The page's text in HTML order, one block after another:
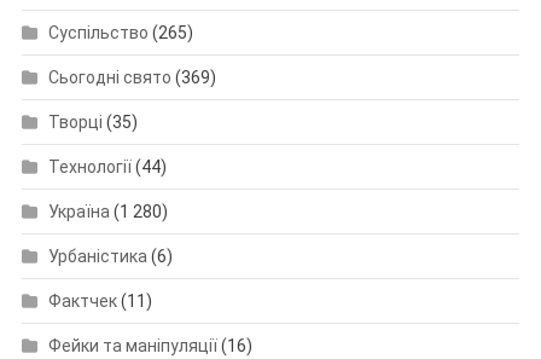
Суспільство (265)
Сьогодні свято (369)
Творці (35)
Технології(44)
Україна(1 280)
Урбаністика(6)
Фактчек(11)
Фейки та маніпуляції(16)